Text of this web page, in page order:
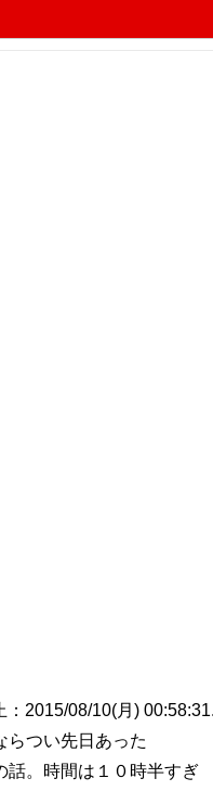
2015/08/10(月)
らつい先日あった
話。時間は１０時半すぎ